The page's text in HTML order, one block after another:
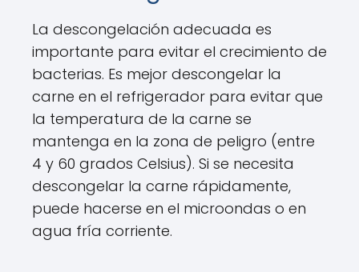
La descongelación adecuada es
importante para evitar el crecimiento de
bacterias. Es mejor descongelar la
carne en el refrigerador para evitar que
la temperatura de la carne se
mantenga en la zona de peligro (entre
4 y 60 grados Celsius). Si se necesita
descongelar la carne rápidamente,
puede hacerse en el microondas o en
agua fría corriente.